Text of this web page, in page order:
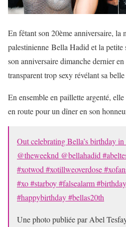
En fêtant son 20ème anniversaire, la
palestinienne Bella Hadid et la
son anniversaire dimanche dernier
transparent trop sexy révélant sa
En ensemble en paillette argenté,
en route pour un dîner en son
Out celebrating Bella’s birthday
@theweeknd @bellahadid
#xotwod #xotillweoverdose
#xo #starboy #falsealarm
#happybirthday #bellas20th
Une photo publiée par Abel